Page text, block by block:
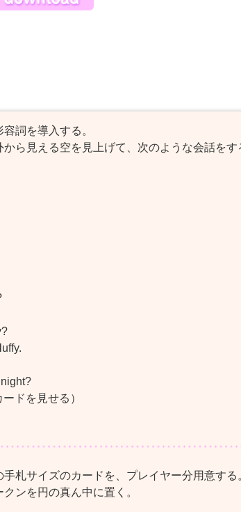
詞を導入する。
ら見える空を見上げて、次のような会話をす
ドを見せる）
札サイズのカードを、プレイヤー分用意する
ンを円の真ん中に置く。